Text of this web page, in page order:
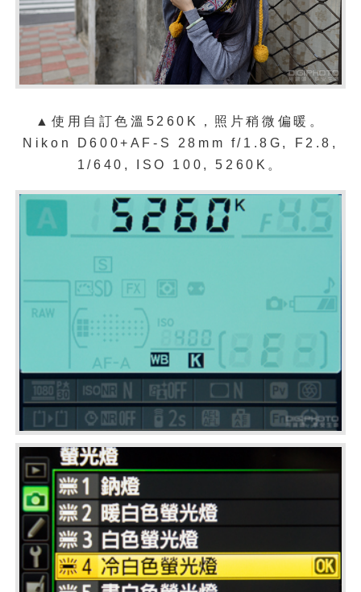
▲使用自訂色溫5260K，照片稍微偏暖。
Nikon D600+AF-S 28mm f/1.8G, F2.8,
1/640, ISO 100, 5260K。